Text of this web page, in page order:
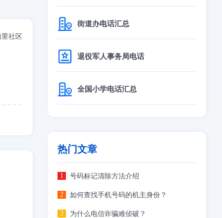
社区
街道办电话汇总
退役军人事务局电话
全国小学电话汇总
热门文章
号码标记清除方法介绍
如何查找手机号码的机主身份？
为什么电信诈骗难侦破？